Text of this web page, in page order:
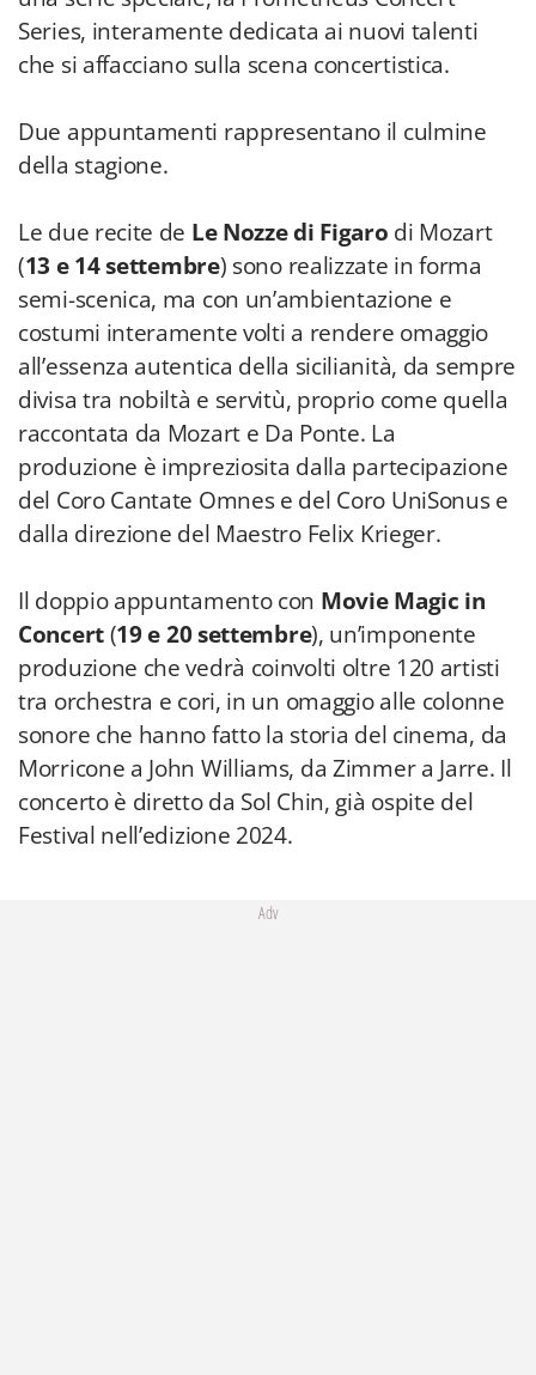
della stagione.
(13 e 14 settembre ) sono realizzate in forma
semi-scenica, ma con un’ambientazione e
all’essenza autentica della sicilianità, da sempre
divisa tra nobiltà e servitù, proprio come quella
raccontata da Mozart e Da Ponte. La
produzione è impreziosita dalla partecipazione
del Coro Cantate Omnes e del Coro UniSonus e
dalla direzione del Maestro Felix Krieger.
Il doppio appuntamento conMovie Magic in
Concert(19 e 20 settembre), un’imponente
produzione che vedrà coinvolti oltre 120 artisti
sonore che hanno fatto la storia del cinema, da
Morricone a John Williams, da Zimmer a Jarre. Il
concerto è diretto da Sol Chin, già ospite del
Festival nell’edizione 2024.
Adv